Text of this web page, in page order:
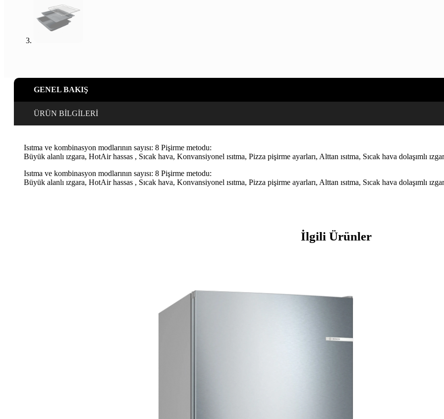
GENEL BAKIŞ
ÜRÜN BİLGİLERİ
Isıtma ve kombinasyon modlarının sayısı: 8 Pişirme metodu:
Büyük alanlı ızgara, HotAir hassas , Sıcak hava, Konvansiyonel ısıtma, Pizza pişirme ayarları, Alttan ısıtma, Sıcak hava dolaşımlı
Isıtma ve kombinasyon modlarının sayısı: 8 Pişirme metodu:
Büyük alanlı ızgara, HotAir hassas , Sıcak hava, Konvansiyonel ısıtma, Pizza pişirme ayarları, Alttan ısıtma, Sıcak hava dolaşımlı
İlgili Ürünler